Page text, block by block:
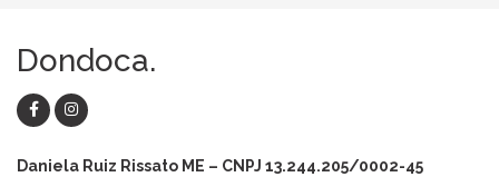
Dondoca.
Daniela Ruiz Rissato ME – CNPJ 13.244.205/0002-45